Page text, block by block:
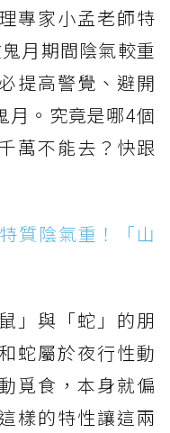
專家小孟老師特
月期間陰氣較重
提高警覺、避開
月。究竟是哪4個
萬不能去？快跟
質陰氣重！「山
」與「蛇」的朋
蛇屬於夜行性動
覓食，本身就偏
樣的特性讓這兩